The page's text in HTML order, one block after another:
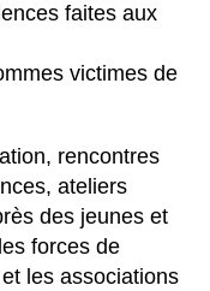
faites aux
victimes de
rencontres
ateliers
des jeunes et
forces de
les associations